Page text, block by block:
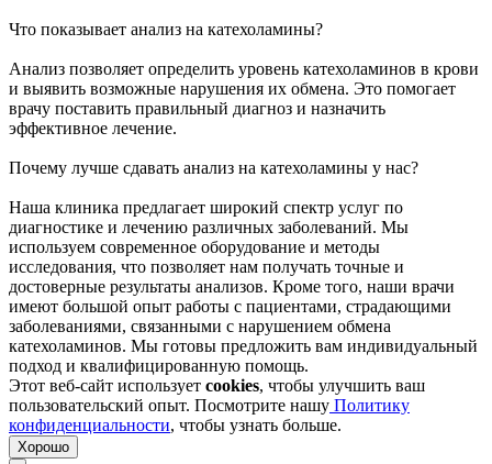
Что показывает анализ на катехоламины?
Анализ позволяет определить уровень катехоламинов в крови
и выявить возможные нарушения их обмена. Это помогает
врачу поставить правильный диагноз и назначить
эффективное лечение.
Почему лучше сдавать анализ на катехоламины у нас?
Наша клиника предлагает широкий спектр услуг по
диагностике и лечению различных заболеваний. Мы
используем современное оборудование и методы
исследования, что позволяет нам получать точные и
достоверные результаты анализов. Кроме того, наши врачи
имеют большой опыт работы с пациентами, страдающими
заболеваниями, связанными с нарушением обмена
катехоламинов. Мы готовы предложить вам индивидуальный
подход и квалифицированную помощь.
Этот веб-сайт использует cookies, чтобы улучшить ваш
пользовательский опыт. Посмотрите нашу Политику
конфиденциальности, чтобы узнать больше.
Хорошо